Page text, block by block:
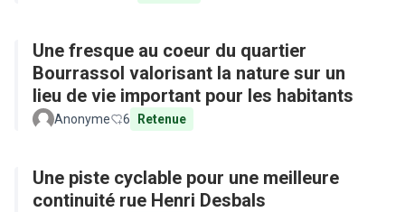
Une fresque au coeur du quartier
Bourrassol valorisant la nature sur un
lieu de vie important pour les habitants
Anonyme 6 Retenue
Une piste cyclable pour une meilleure
continuité rue Henri Desbals